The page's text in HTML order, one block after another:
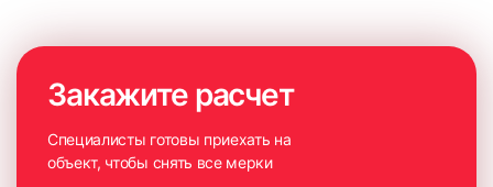
измерьте ширину по стыкам штапика и рамы;
ширину необходимо передавать как размер «по ткани»;
измерьте высоту по стыками штапика и рамы;
при боковой фиксации с помощью лески от замеренной
Закажите расчет
Специалисты готовы приехать на
объект, чтобы снять все мерки